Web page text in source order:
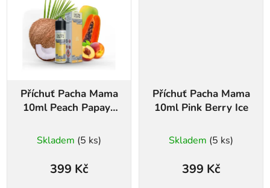
Příchuť Pacha Mama
10ml Peach Papaya
Skladem (5 ks)
399 Kč
Příchuť Pacha Mama
10ml Pink Berry Ice
Skladem (5 ks)
399 Kč